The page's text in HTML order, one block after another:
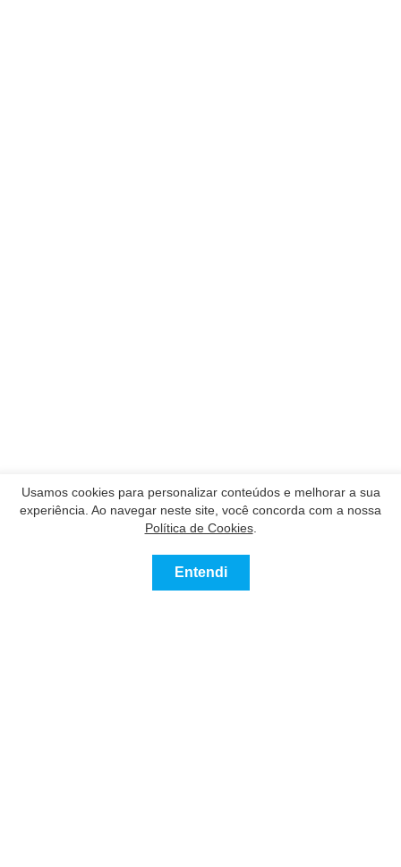
Usamos cookies para personalizar conteúdos e melhorar a sua
experiência. Ao navegar neste site, você concorda com a nossa
Política de Cookies.
Entendi